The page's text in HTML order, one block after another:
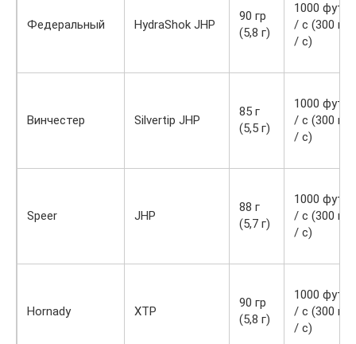
Федеральный HydraShok JHP
90 гр
(5,8 г)
1000 фут
/ с (300 м
/ с)
Винчестер Silvertip JHP
85 г
(5,5 г)
1000 фут
/ с (300 м
/ с)
Speer JHP
88 г
(5,7 г)
1000 фут
/ с (300 м
/ с)
Hornady XTP
90 гр
(5,8 г)
1000 фут
/ с (300 м
/ с)